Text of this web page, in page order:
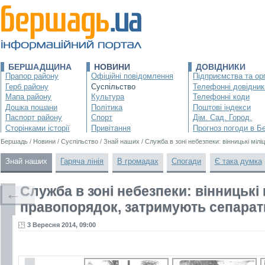
БЕРШАДЩИНА
Прапор району
Герб району
Мапа району
Дошка пошани
Паспорт району
Сторінками історії
НОВИНИ
Офіційні повідомлення
Суспільство
Культура
Політика
Спорт
Привітання
ДОВІДНИКИ
Підприємства та
Телефонні
Телефонні коди
Поштові індекси
Дім. Сад. Город.
Прогноз погоди в
Бершадь / Новини / Суспільство / Знай наших / Служба в зоні небезпеки: вінницькі
Знай наших Гаряча лінія В громадах Спогади Є така думка
Служба в зоні небезпеки:
правопорядок, затримують
3 Вересня 2014, 09:00
←